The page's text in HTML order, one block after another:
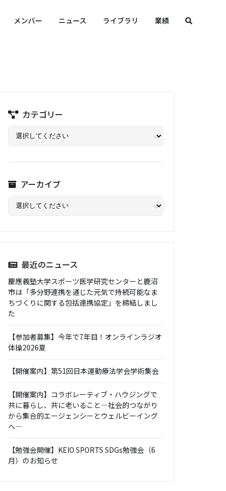
メンバー ニュース ライブラリ 業績
カテゴリー
アーカイブ
最近のニュース
慶應義塾大学スポーツ医学研究センターと鹿沼
市は「多分野連携を通じた元気で持続可能なま
ちづくりに関する包括連携協定」を締結しまし
た
【参加者募集】今年で7年目！オンラインラジオ
体操2026夏
【開催案内】第51回日本運動療法学会学術集会
【開催案内】コラボレーティブ・ハウジングで
共に暮らし、共に老いること―社会的つながり
から集合的エージェンシーとウェルビーイング
へ―
【勉強会開催】KEIO SPORTS SDGs勉強会（6
月）のお知らせ